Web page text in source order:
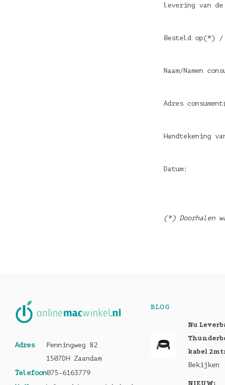
levering van
Besteld op(*) /
Naam/Namen
Adres
Handtekening
Datum:
(*) Doorhalen
Adres
Penningweg 82
1507DH Zaandam
Telefoon075-6163779
BLOG
Nu
kabel
Bekijken
NIEUW: